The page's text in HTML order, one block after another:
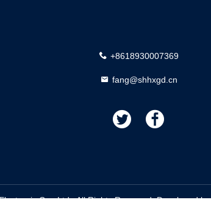
+8618930007369
fang@shhxgd.cn